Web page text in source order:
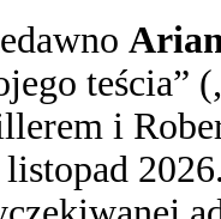
teścia”
i
listopad